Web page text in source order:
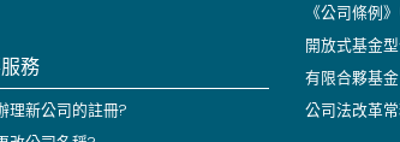
務
理新公司的註冊?
《公司條例
開放式基金
有限合夥基金
公司法改革